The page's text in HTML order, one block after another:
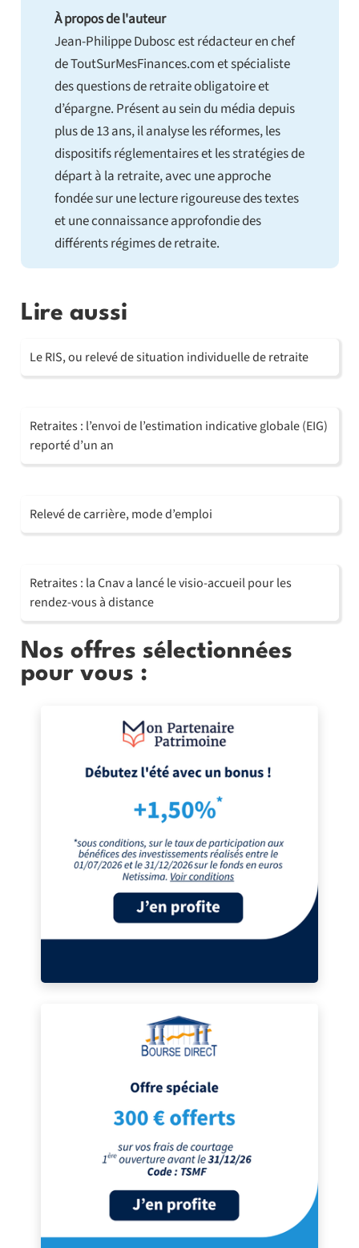
À propos de l'auteur
Jean-Philippe Dubosc est rédacteur en chef
de ToutSurMesFinances.com et spécialiste
des questions de retraite obligatoire et
d’épargne. Présent au sein du média depuis
plus de 13 ans, il analyse les réformes, les
dispositifs réglementaires et les stratégies de
départ à la retraite, avec une approche
fondée sur une lecture rigoureuse des textes
et une connaissance approfondie des
différents régimes de retraite.
Lire aussi
Le RIS, ou relevé de situation individuelle de retraite
Retraites : l’envoi de l’estimation indicative globale (EIG)
reporté d’un an
Relevé de carrière, mode d’emploi
Retraites : la Cnav a lancé le visio-accueil pour les
rendez-vous à distance
Nos offres sélectionnées
pour vous :